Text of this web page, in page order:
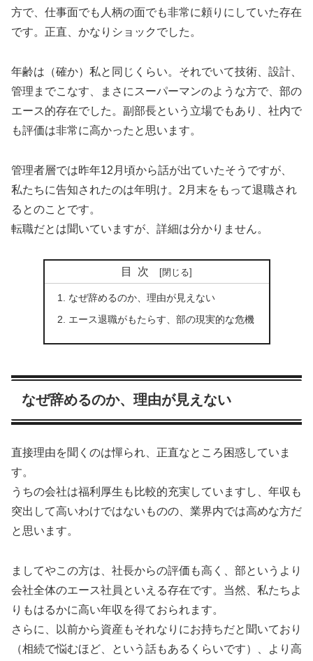
方で、仕事面でも人柄の面でも非常に頼りにしていた存在
です。正直、かなりショックでした。
年齢は（確か）私と同じくらい。それでいて技術、設計、
管理までこなす、まさにスーパーマンのような方で、部の
エース的存在でした。副部長という立場でもあり、社内で
も評価は非常に高かったと思います。
管理者層では昨年12月頃から話が出ていたそうですが、
私たちに告知されたのは年明け。2月末をもって退職され
るとのことです。
転職だとは聞いていますが、詳細は分かりません。
目次
なぜ辞めるのか、理由が見えない
エース退職がもたらす、部の現実的な危機
なぜ辞めるのか、理由が見えない
直接理由を聞くのは憚られ、正直なところ困惑していま
す。
うちの会社は福利厚生も比較的充実していますし、年収も
突出して高いわけではないものの、業界内では高めな方だ
と思います。
ましてやこの方は、社長からの評価も高く、部というより
会社全体のエース社員といえる存在です。当然、私たちよ
りもはるかに高い年収を得ておられます。
さらに、以前から資産もそれなりにお持ちだと聞いており
（相続で悩むほど、という話もあるくらいです）、より高